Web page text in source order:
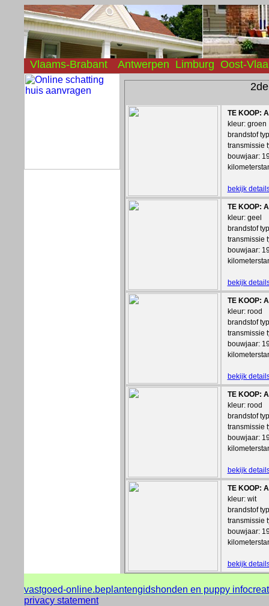
Vlaams-Brabant Antwerpen Limburg Oost-
TE KOOP:
kleur: groen
brandstof
transmissie
bouwjaar:
bekijk
TE KOOP:
kleur: geel
brandstof
transmissie
bouwjaar:
bekijk
TE KOOP:
kleur: rood
brandstof
transmissie
bouwjaar:
bekijk
TE KOOP:
kleur: rood
brandstof
transmissie
bouwjaar:
bekijk
TE KOOP:
kleur: wit
brandstof
transmissie
bouwjaar:
bekijk
vastgoed-online.beplantengidshonden en puppy info
privacy statement